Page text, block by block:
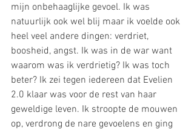
mijn onbehaaglijke gevoel. Ik was
natuurlijk ook wel blij maar ik voelde ook
heel veel andere dingen: verdriet,
boosheid, angst. Ik was in de war want
waarom was ik verdrietig? Ik was toch
beter? Ik zei tegen iedereen dat Evelien
2.0 klaar was voor de rest van haar
geweldige leven. Ik stroopte de mouwen
op, verdrong de nare gevoelens en ging